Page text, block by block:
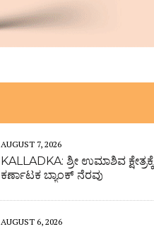
AUGUST 7, 2026
KALLADKA: ಶ್ರೀ ಉಮಾಶಿವ ಕ್ಷೇತ್ರಕ್ಕೆ
ಕರ್ಣಾಟಕ ಬ್ಯಾಂಕ್ ನೆರವು
AUGUST 6, 2026